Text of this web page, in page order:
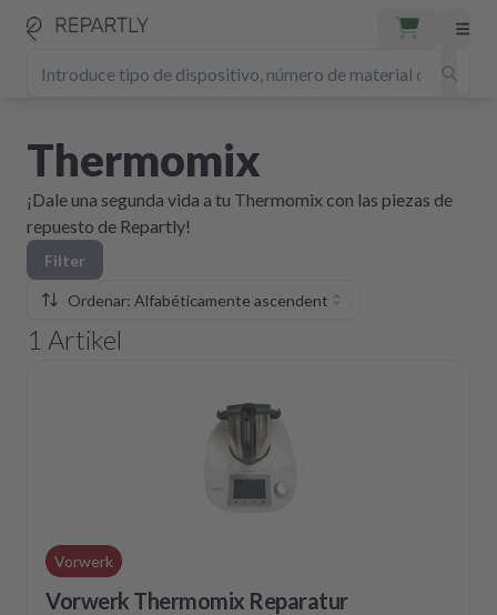
Thermomix
¡Dale una segunda vida a tu Thermomix con las piezas de
repuesto de Repartly!
Filter
Ordenar: Alfabéticamente ascendente
1 Artikel
Vorwerk
Vorwerk Thermomix Reparatur